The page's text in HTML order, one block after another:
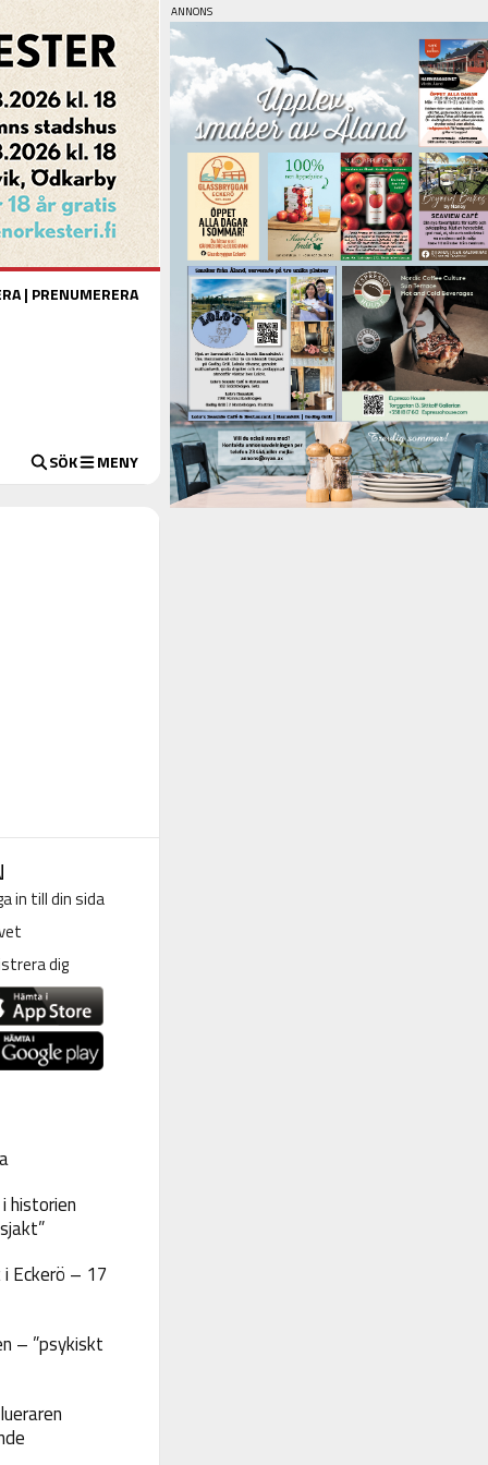
| PRENUMERERA
SÖK MENY
in till din sida
dig
historien
Eckerö – 17
– ”psykiskt